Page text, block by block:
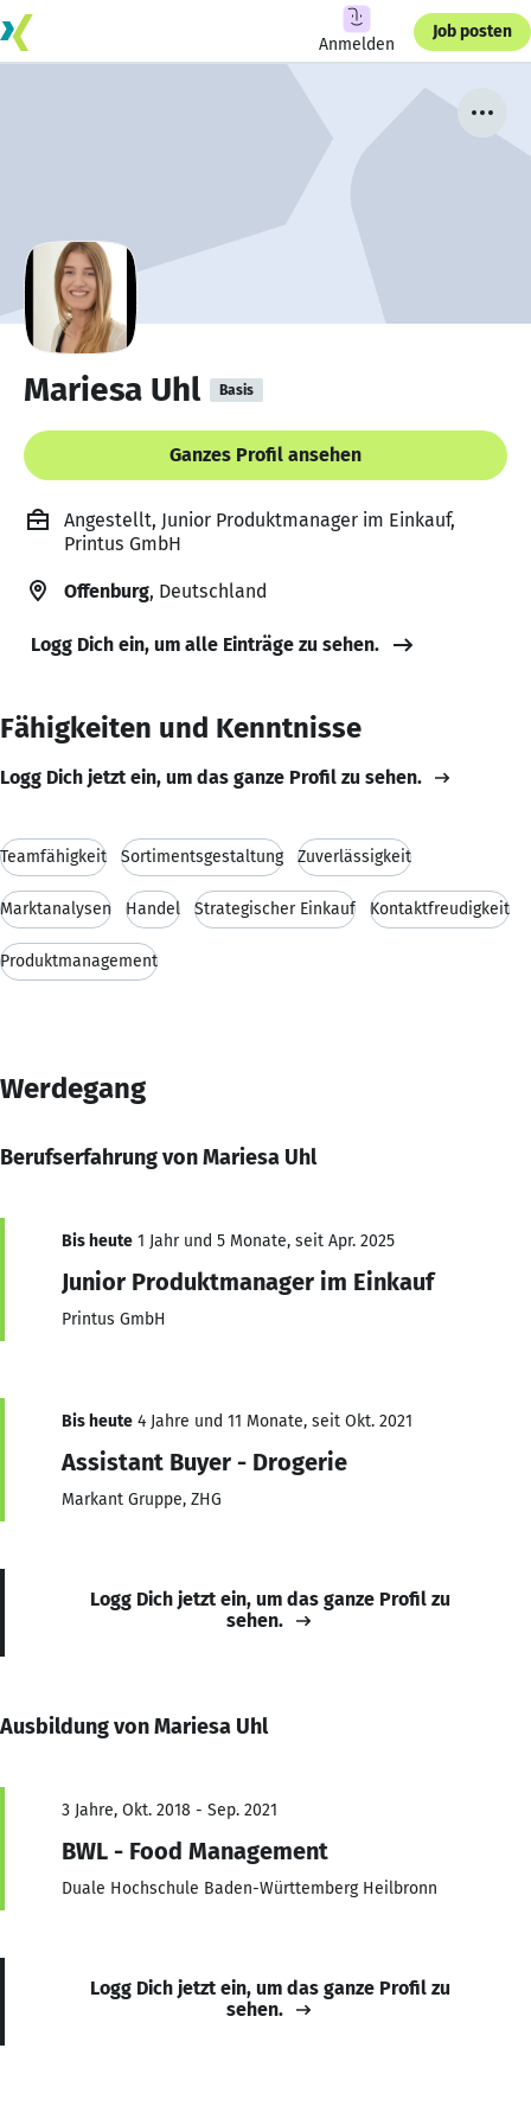
Anmelden
Job posten
Mariesa Uhl Basis
Ganzes Profil ansehen
Angestellt, Junior Produktmanager im Einkauf,
Printus GmbH
Offenburg, Deutschland
Logg Dich ein, um alle Einträge zu sehen.
Fähigkeiten und Kenntnisse
Logg Dich jetzt ein, um das ganze Profil zu sehen.
Teamfähigkeit Sortimentsgestaltung Zuverlässigkeit
Marktanalysen Handel Strategischer Einkauf Kontaktfreudigkeit
Produktmanagement
Werdegang
Berufserfahrung von Mariesa Uhl
Bis heute 1 Jahr und 5 Monate, seit Apr. 2025
Junior Produktmanager im Einkauf
Printus GmbH
Bis heute 4 Jahre und 11 Monate, seit Okt. 2021
Assistant Buyer - Drogerie
Markant Gruppe, ZHG
Logg Dich jetzt ein, um das ganze Profil zu
sehen.
Ausbildung von Mariesa Uhl
3 Jahre, Okt. 2018 - Sep. 2021
BWL - Food Management
Duale Hochschule Baden-Württemberg Heilbronn
Logg Dich jetzt ein, um das ganze Profil zu
sehen.